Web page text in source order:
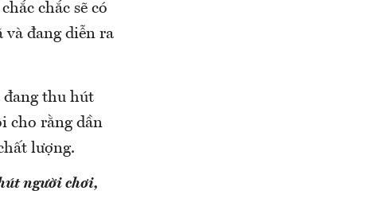
chắc sẽ có
và đang diễn ra
đang thu hút
cho rằng dần
lượng.
người chơi,